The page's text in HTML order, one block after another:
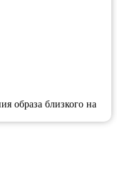
образа близкого на